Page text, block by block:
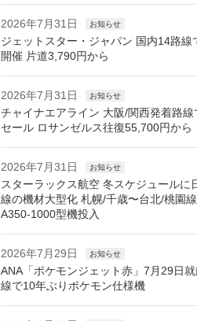
2026年7月31日 お知らせ
ジェットスター・ジャパン 国内14路線
開催 片道3,790円から
2026年7月31日 お知らせ
チャイナエアライン 大阪/関西発着路線
セール ロサンゼルス往復55,700円から
2026年7月31日 お知らせ
スターラックス航空 冬スケジュールに
線の機材大型化 札幌/千歳〜台北/桃園
A350-1000型機投入
2026年7月29日 お知らせ
ANA「ポケモンジェット赤」7月29日
線で10年ぶりポケモン仕様機